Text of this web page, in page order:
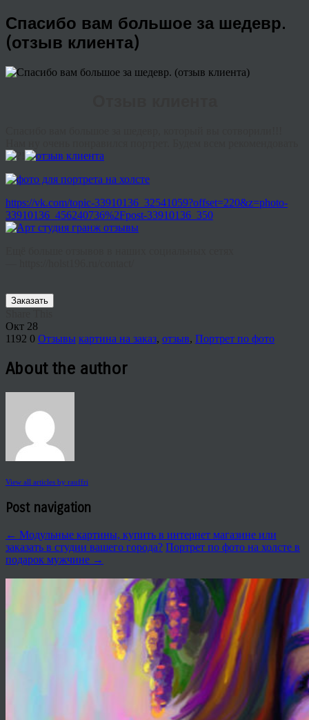
Спасибо вам большое за шедевр.
(отзыв клиента)
https://vk.com/topic-33910136_32541059?offset=220&z=photo-
33910136_456240736%2Fpost-33910136_350
Заказать
Окт 28
1192 0 Отзывы картина на заказ, отзыв, Портрет по фото
About the author
View all articles by rauffri
Post navigation
← Модульные картины, купить в интернет магазине или
заказать в студии вашего города? Портрет по фото на холсте в
подарок мужчине →